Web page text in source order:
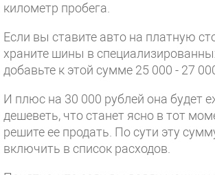
километр пробега.
Если вы ставите авто на платную
храните шины в
добавьте к этой сумме 25 000 - 27
И плюс на 30 000 рублей она будет
дешеветь, что станет ясно в тот
решите ее продать. По сути эту
включить в список расходов.